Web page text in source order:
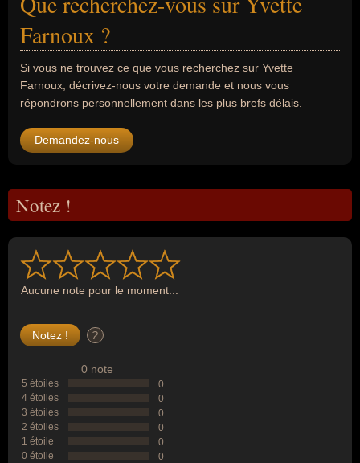
Farnoux ?
Si vous ne trouvez ce que vous recherchez sur Yvette
Farnoux, décrivez-nous votre demande et nous vous
répondrons personnellement dans les plus brefs délais.
Demandez-nous
Notez !
Aucune note pour le moment...
?
0 note
5 étoiles
0
4 étoiles
0
3 étoiles
0
2 étoiles
0
1 étoile
0
0 étoile
0